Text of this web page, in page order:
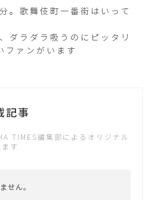
。歌舞伎町一番街はいって
ダラダラ吸うのにピッタリ
ファンがいます
記事
TIMES編集部によるオリジナル
す
せん。